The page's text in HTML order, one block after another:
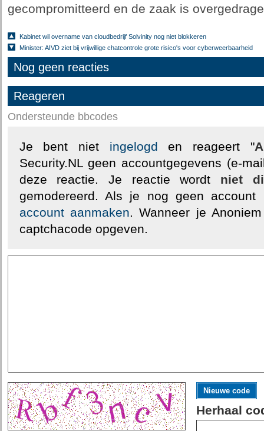
gecompromitteerd en de zaak is
Kabinet wil overname van cloudbedrijf Solvinity nog niet blokkeren
Minister: AIVD ziet bij vrijwillige chatcontrole grote risico's voor cyberweerbaarheid
Nog geen reacties
Reageren
Ondersteunde bbcodes
Je bent niet ingelogd en reageert "
Security.NL geen accountgegevens (e-
deze reactie. Je reactie wordt niet
gemodereerd. Als je nog geen
account aanmaken. Wanneer je
captchacode opgeven.
Nieuwe code
Herhaal